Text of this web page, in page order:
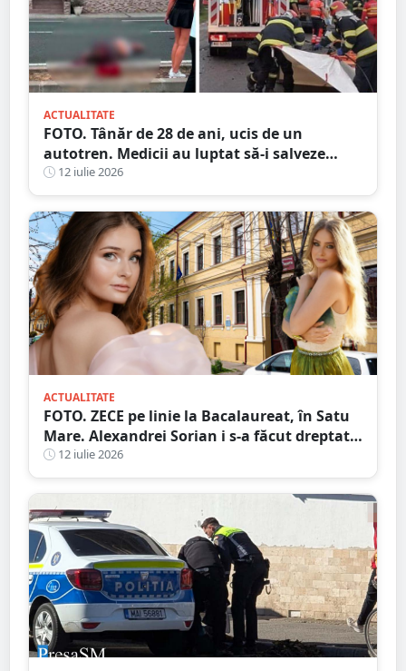
ACTUALITATE
FOTO. Tânăr de 28 de ani, ucis de un
autotren. Medicii au luptat să-i salveze
viața, dar fără succes, în județul vecin
12 iulie 2026
ACTUALITATE
FOTO. ZECE pe linie la Bacalaureat, în Satu
Mare. Alexandrei Sorian i s-a făcut dreptate
după contestații
12 iulie 2026